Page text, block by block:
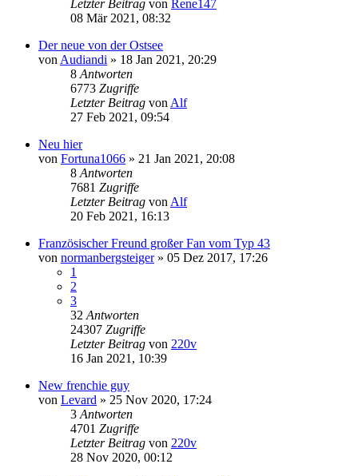
Letzter Beitrag von Rene147
08 Mär 2021, 08:32
Der neue von der Ostsee
von Audiandi » 18 Jan 2021, 20:29
8 Antworten
6773 Zugriffe
Letzter Beitrag von Alf
27 Feb 2021, 09:54
Neu hier
von Fortuna1066 » 21 Jan 2021, 20:08
8 Antworten
7681 Zugriffe
Letzter Beitrag von Alf
20 Feb 2021, 16:13
Französischer Freund großer Fan vom Typ 43
von normanbergsteiger» 05 Dez 2017, 17:26
1
2
3
32 Antworten
24307 Zugriffe
Letzter Beitrag von 220v
16 Jan 2021, 10:39
New frenchie guy
von Levard » 25 Nov 2020, 17:24
3 Antworten
4701 Zugriffe
Letzter Beitrag von 220v
28 Nov 2020, 00:12